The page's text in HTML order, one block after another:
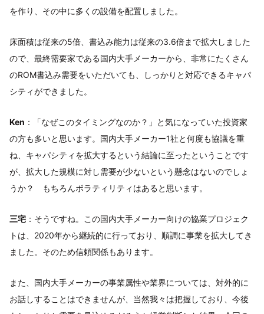
を作り、その中に多くの設備を配置しました。
床面積は従来の5倍、書込み能力は従来の3.6倍まで拡大しました
ので、最終需要家である国内大手メーカーから、非常にたくさん
のROM書込み需要をいただいても、しっかりと対応できるキャパ
シティができました。
Ken ：「なぜこのタイミングなのか？」と気になっていた投資家
の方も多いと思います。国内大手メーカー1社と何度も協議を重
ね、キャパシティを拡大するという結論に至ったということです
が、拡大した規模に対し需要が少ないという懸念はないのでしょ
うか？ もちろんボラティリティはあると思います。
三宅 ：そうですね。この国内大手メーカー向けの協業プロジェク
トは、2020年から継続的に行っており、順調に事業を拡大してき
ました。そのため信頼関係もあります。
また、国内大手メーカーの事業属性や業界については、対外的に
お話しすることはできませんが、当然我々は把握しており、今後